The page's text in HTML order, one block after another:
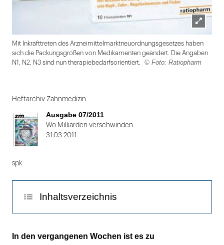
Lightbox
öffnen
Mit Inkrafttreten des Arzneimittelmarktneuordnungsgesetzes haben
sich die Packungsgrößen von Medikamenten geändert. Die Angaben
N1, N2, N3 sind nun therapiebedarfsorientiert.
© Foto: Ratiopharm
1
von
2
Heftarchiv Zahnmedizin
Ausgabe 07/2011
Wo Milliarden verschwinden
31.03.2011
spk
Inhaltsverzeichnis
N1, N2, N3 jetzt und zukünftig
In den vergangenen Wochen ist es zu